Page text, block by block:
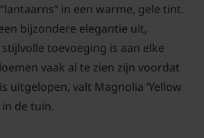
in een warme, gele tint.
bijzondere elegantie uit,
toevoeging is aan elke
vaak al te zien zijn voordat
uitgelopen, valt Magnolia ‘Yellow
in de tuin.